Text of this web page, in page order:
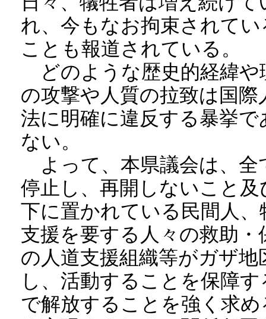
れ、今もなお拘束されて
ことも報道されている。
どのような歴史的経緯や
の攻撃や人質の拉致は国
法に明確に違反する暴挙
ない。
よって、本県議会は、全
停止し、再開しないこと
下に置かれている民間人
支援を要する人々の救助
の人道支援組織等がガザ
し、活動することを保障
で解放することを強く求